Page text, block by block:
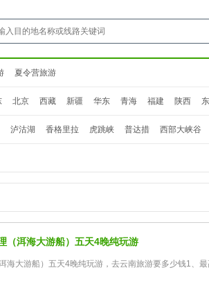
夏令营旅游
北京 西藏 新疆 华东 青海 福建 陕西
泸沽湖 香格里拉 虎跳峡 普达措 西部大峡谷
（洱海大游船）五天4晚纯玩游
海大游船）五天4晚纯玩游，去云南旅游要多少钱1、